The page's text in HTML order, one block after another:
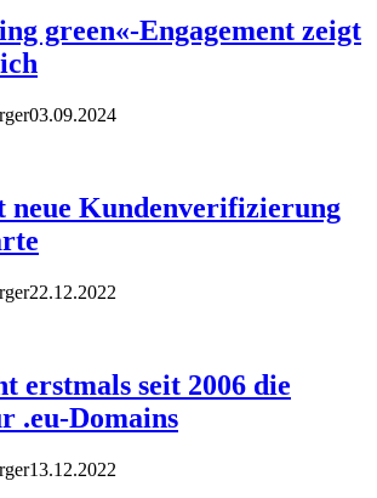
green«-Engagement zeigt
03.09.2024
neue Kundenverifizierung
22.12.2022
erstmals seit 2006 die
.eu-Domains
13.12.2022